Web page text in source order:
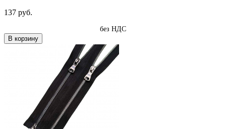
137 руб.
без НДС
В корзину